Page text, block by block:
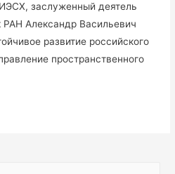
заслуженный деятель
Александр Васильевич
развитие российского
пространственного